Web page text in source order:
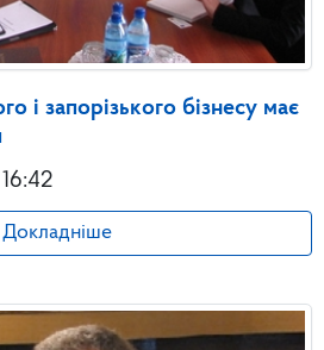
і запорізького бізнесу має
16:42
Докладніше